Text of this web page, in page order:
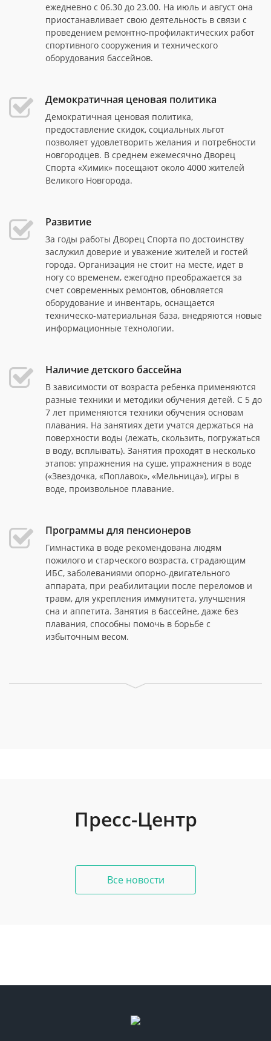
ежедневно с 06.30 до 23.00. На июль и август она
приостанавливает свою деятельность в связи с
проведением ремонтно-профилактических работ
спортивного сооружения и технического
оборудования бассейнов.
Демократичная ценовая политика
Демократичная ценовая политика,
предоставление скидок, социальных льгот
позволяет удовлетворить желания и потребности
новгородцев. В среднем ежемесячно Дворец
Спорта «Химик» посещают около 4000 жителей
Великого Новгорода.
Развитие
За годы работы Дворец Спорта по достоинству
заслужил доверие и уважение жителей и гостей
города. Организация не стоит на месте, идет в
ногу со временем, ежегодно преображается за
счет современных ремонтов, обновляется
оборудование и инвентарь, оснащается
техническо-материальная база, внедряются новые
информационные технологии.
Наличие детского бассейна
В зависимости от возраста ребенка применяются
разные техники и методики обучения детей. С 5 до
7 лет применяются техники обучения основам
плавания. На занятиях дети учатся держаться на
поверхности воды (лежать, скользить, погружаться
в воду, всплывать). Занятия проходят в несколько
этапов: упражнения на суше, упражнения в воде
(«Звездочка, «Поплавок», «Мельница»), игры в
воде, произвольное плавание.
Программы для пенсионеров
Гимнастика в воде рекомендована людям
пожилого и старческого возраста, страдающим
ИБС, заболеваниями опорно-двигательного
аппарата, при реабилитации после переломов и
травм, для укрепления иммунитета, улучшения
сна и аппетита. Занятия в бассейне, даже без
плавания, способны помочь в борьбе с
избыточным весом.
Пресс-Центр
Все новости